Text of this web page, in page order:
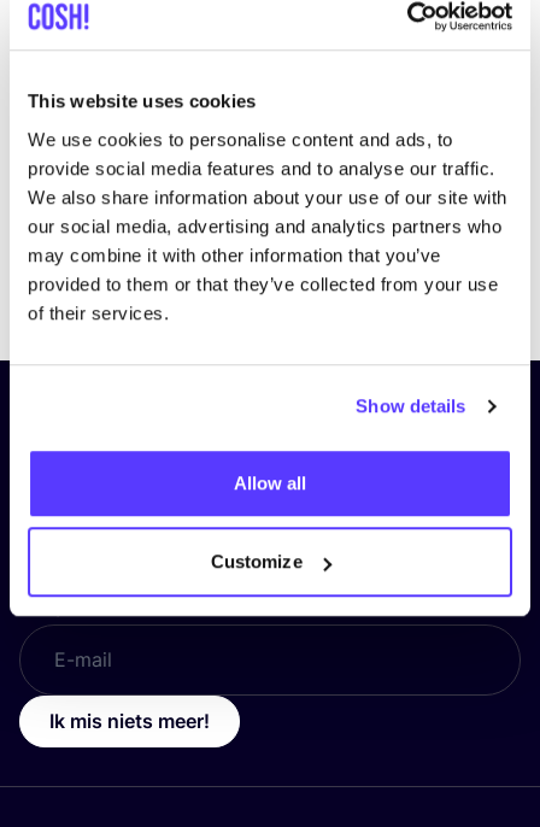
This website uses cookies
We use cookies to personalise content and ads, to
provide social media features and to analyse our traffic.
We also share information about your use of our site with
our social media, advertising and analytics partners who
may combine it with other information that you’ve
provided to them or that they’ve collected from your use
of their services.
Show details
Allow all
Customize
PreviousNext
Schrijf je in op onze nieuwsbrief
en blijf op de hoogte!
Ik mis niets meer!